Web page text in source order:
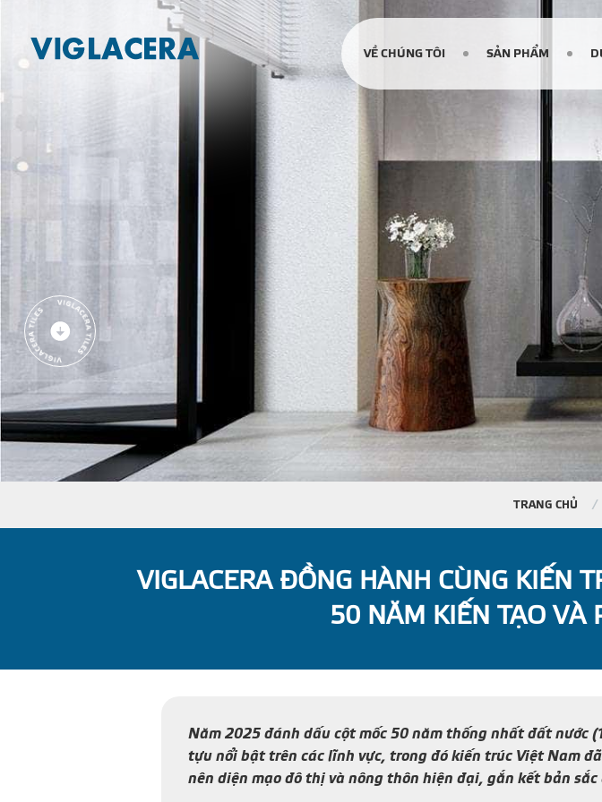
VỀ CHÚNG TÔI SẢN PHẨM
TRANG CHỦ
VIGLACERA ĐỒNG HÀNH CÙNG KIẾN
50 NĂM KIẾN TẠO VÀ
Năm 2025 đánh dấu cột mốc 50 năm thống nhất đất nước
tựu nổi bật trên các lĩnh vực, trong đó kiến trúc Việt Nam
nên diện mạo đô thị và nông thôn hiện đại, gắn kết bản